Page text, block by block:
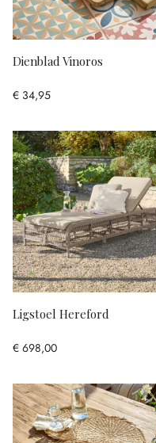
Dienblad Vinoros
€ 34,95
Ligstoel Hereford
€ 698,00